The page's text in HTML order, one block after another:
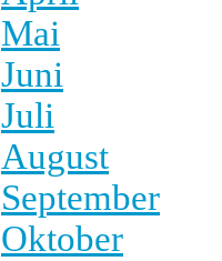
Mai
Juni
Juli
August
September
Oktober